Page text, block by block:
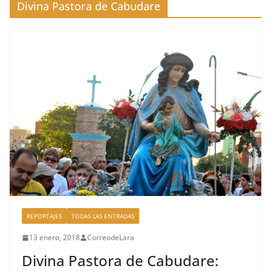
Divina Pastora de Cabudare
REPORTAJES TODAS LAS ENTRADAS
13 enero, 2018 CorreodeLara
Divina Pastora de Cabudare: